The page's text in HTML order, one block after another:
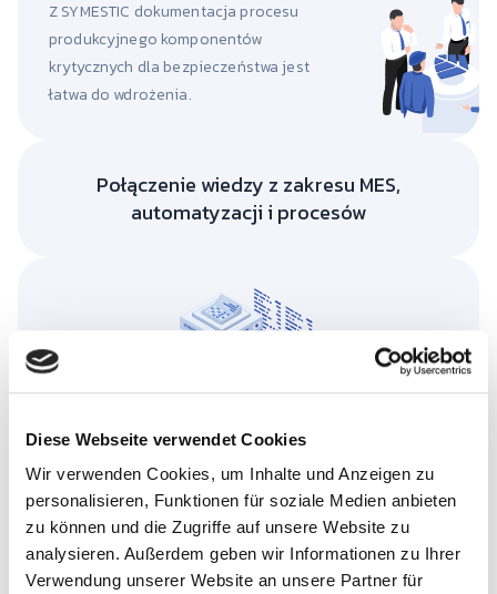
Diese Webseite verwendet Cookies
Wir verwenden Cookies, um Inhalte und Anzeigen zu
personalisieren, Funktionen für soziale Medien anbieten
zu können und die Zugriffe auf unsere Website zu
analysieren. Außerdem geben wir Informationen zu Ihrer
Verwendung unserer Website an unsere Partner für
Z SYMESTIC dokumentacja procesu
produkcyjnego komponentów
krytycznych dla bezpieczeństwa jest
łatwa do wdrożenia.
Połączenie wiedzy z zakresu MES,
automatyzacji i procesów
Wysoka dostępność